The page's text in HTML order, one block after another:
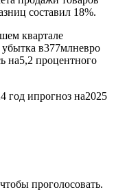
составил 18%.
квартале
в377млневро
на5,2 процентного
год ипрогноз на2025
проголосовать.